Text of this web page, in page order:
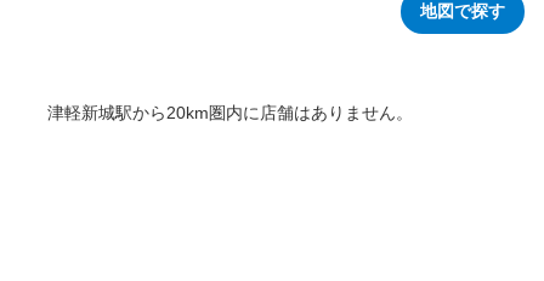
地図で探す
津軽新城駅から20km圏内に店舗はありません。